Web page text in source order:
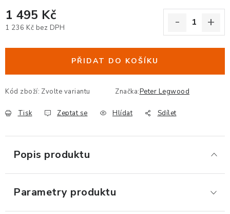
BEDERNÍ A KRČNÍ OPĚRKY
PODLOŽKY POD NOHY
PODLOŽKY POD MYŠ A ZÁPĚSTÍ
DRŽÁKY LCD MONITORŮ A TV
STOJANY POD NOTEBOOK
1 495 Kč
1 236 Kč bez DPH
PŘIDAT DO KOŠÍKU
Kód zboží: Zvolte variantu Značka:Peter Legwood
Tisk Zeptat se Hlídat Sdílet
Popis produktu
Parametry produktu